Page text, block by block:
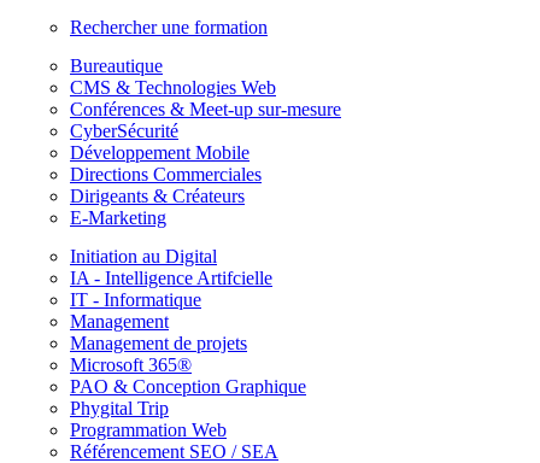
Rechercher une formation
Bureautique
CMS & Technologies Web
Conférences & Meet-up sur-mesure
CyberSécurité
Développement Mobile
Directions Commerciales
Dirigeants & Créateurs
E-Marketing
Initiation au Digital
IA - Intelligence Artifcielle
IT - Informatique
Management
Management de projets
Microsoft 365®
PAO & Conception Graphique
Phygital Trip
Programmation Web
Référencement SEO / SEA